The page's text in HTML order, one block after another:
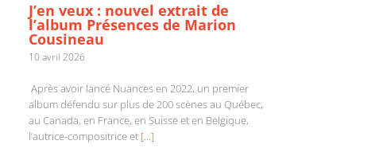
J’en veux : nouvel extrait de
l’album Présences de Marion
Cousineau
10 avril 2026
Après avoir lancé Nuances en 2022, un premier
album défendu sur plus de 200 scènes au Québec,
au Canada, en France, en Suisse et en Belgique,
l’autrice-compositrice et [...]